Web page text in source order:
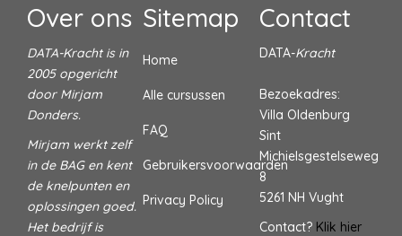
Over ons
DATA-Kracht is in
2005 opgericht
door Mirjam
Donders.
Mirjam werkt zelf
in de BAG en kent
de knelpunten en
oplossingen goed.
Het bedrijf is
Sitemap
Home
Alle cursussen
FAQ
Gebruikersvoorwaarden
Privacy Policy
Contact
DATA-Kracht
Bezoekadres:
Villa Oldenburg
Sint
Michielsgestelseweg
8
5261 NH Vught
Contact? Klik hier